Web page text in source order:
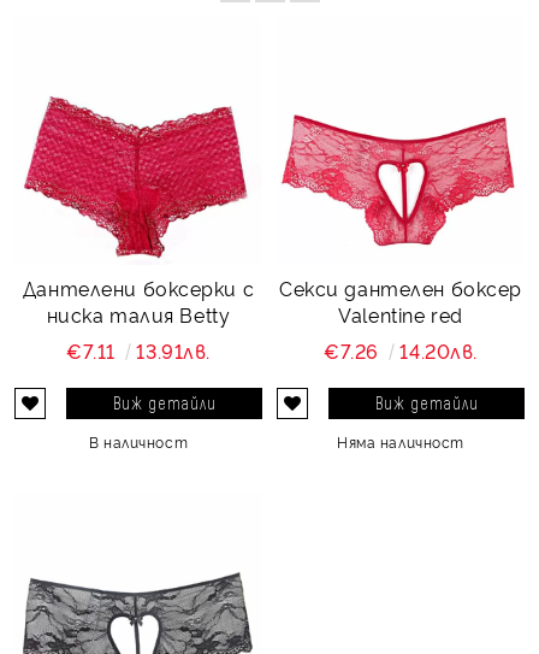
Дантелени боксерки с
ниска талия Betty
€7.11
13.91лв.
Виж детайли
В наличност
Секси дантелен боксер
Valentine red
€7.26
14.20лв.
Виж детайли
Няма наличност